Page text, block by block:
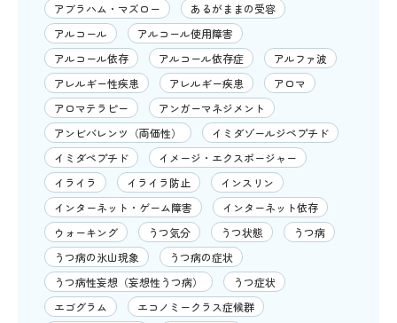
アブラハム・マズロー
あるがままの受容
アルコール
アルコール使用障害
アルコール依存
アルコール依存症
アルファ波
アレルギー性疾患
アレルギー疾患
アロマ
アロマテラピー
アンガーマネジメント
アンビバレンツ（両価性）
イミダゾールジペプチド
イミダペプチド
イメージ・エクスポージャー
イライラ
イライラ防止
インスリン
インターネット・ゲーム障害
インターネット依存
ウォーキング
うつ気分 うつ状態
うつ病
うつ病の氷山現象
うつ病の症状
うつ病性妄想（妄想性うつ病）
うつ症状
エゴグラム
エコノミークラス症候群